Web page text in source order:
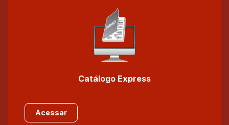
Catálogo Express
Acessar